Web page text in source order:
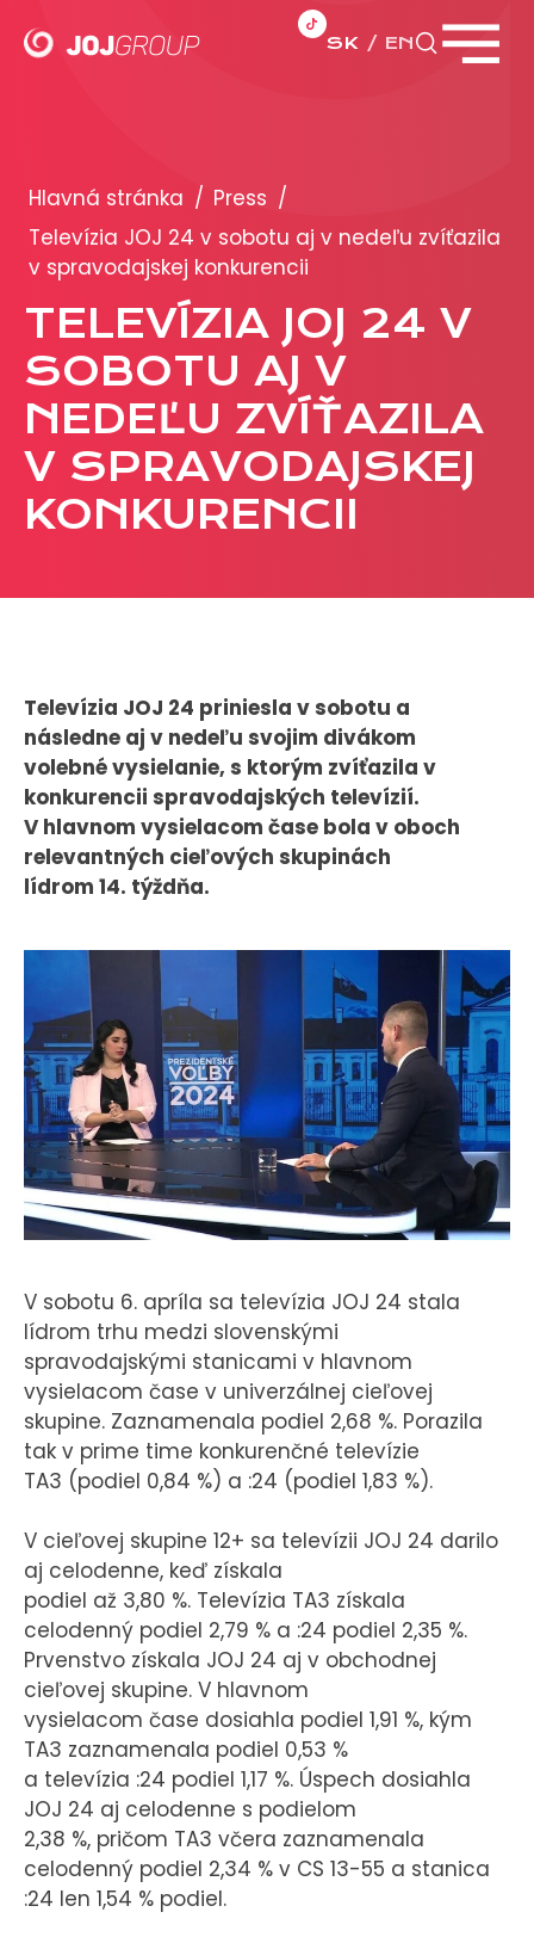
SK EN
Brandy
Produkty
PRODUKCIA
REKLAMA
Viac o reklamných formátoch
Obchodné podmienky
Prezentácia 2026
Kariéra
PRESS
Tlačové správy
B2B Rozhovory
VEREJNÉ VYSIELANIE MS 2026
KONTAKT
Hlavná stránka / Press /
Televízia JOJ 24 v sobotu aj v nedeľu zvíťazila
v spravodajskej konkurencii
TELEVÍZIA JOJ 24 V
SOBOTU AJ V
NEDEĽU ZVÍŤAZILA
V SPRAVODAJSKEJ
KONKURENCII
Televízia JOJ 24 priniesla v sobotu a
následne aj v nedeľu svojim divákom
volebné vysielanie, s ktorým zvíťazila v
konkurencii spravodajských televízií.
V hlavnom vysielacom čase bola v oboch
relevantných cieľových skupinách
lídrom 14. týždňa.
V sobotu 6. apríla sa televízia JOJ 24 stala
lídrom trhu medzi slovenskými
spravodajskými stanicami v hlavnom
vysielacom čase v univerzálnej cieľovej
skupine. Zaznamenala podiel 2,68 %. Porazila
tak v prime time konkurenčné televízie
TA3 (podiel 0,84 %) a :24 (podiel 1,83 %).
V cieľovej skupine 12+ sa televízii JOJ 24 darilo
aj celodenne, keď získala
podiel až 3,80 %. Televízia TA3 získala
celodenný podiel 2,79 % a :24 podiel 2,35 %.
Prvenstvo získala JOJ 24 aj v obchodnej
cieľovej skupine. V hlavnom
vysielacom čase dosiahla podiel 1,91 %, kým
TA3 zaznamenala podiel 0,53 %
a televízia :24 podiel 1,17 %. Úspech dosiahla
JOJ 24 aj celodenne s podielom
2,38 %, pričom TA3 včera zaznamenala
celodenný podiel 2,34 % v CS 13-55 a stanica
:24 len 1,54 % podiel.